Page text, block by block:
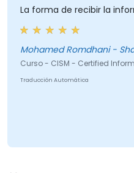
de recibir la información
Romdhani - Shams Power
- Certified Information
Automática